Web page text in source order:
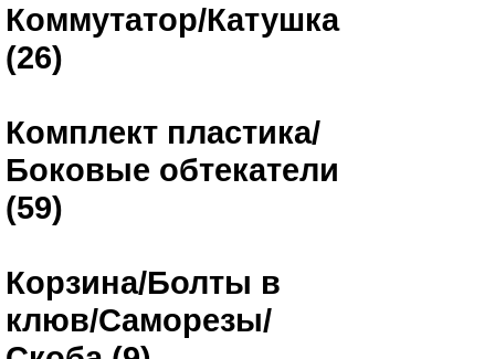
Коммутатор/Катушка
(26)
Комплект пластика/
Боковые обтекатели
(59)
Корзина/Болты в
клюв/Саморезы/